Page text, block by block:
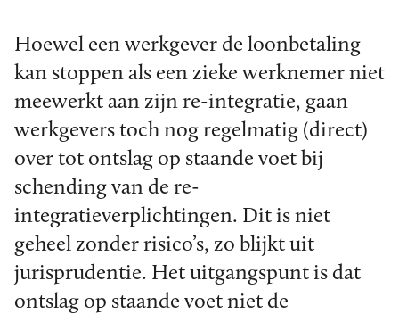
Hoewel een werkgever de loonbetaling
kan stoppen als een zieke werknemer niet
meewerkt aan zijn re-integratie, gaan
werkgevers toch nog regelmatig (direct)
over tot ontslag op staande voet bij
schending van de re-
integratieverplichtingen. Dit is niet
geheel zonder risico’s, zo blijkt uit
jurisprudentie. Het uitgangspunt is dat
ontslag op staande voet niet de